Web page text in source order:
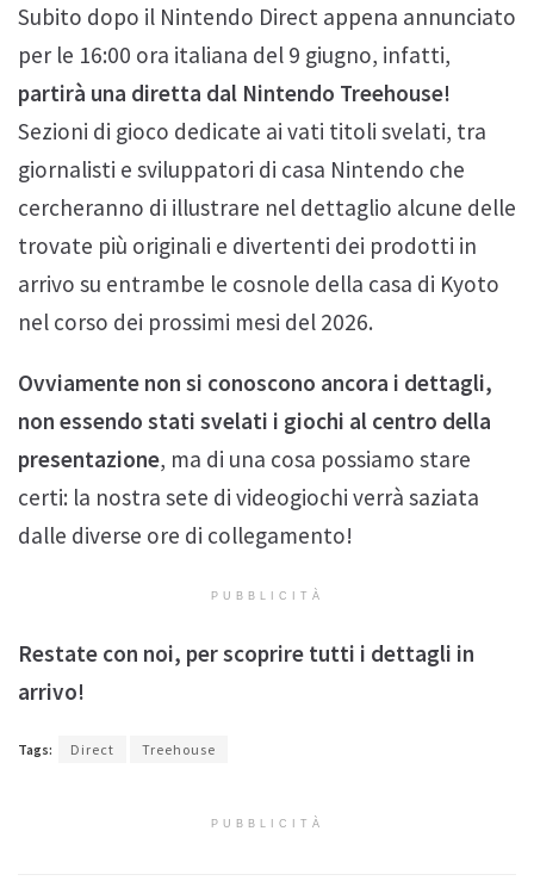
Subito dopo il Nintendo Direct appena annunciato
per le 16:00 ora italiana del 9 giugno, infatti,
partirà una diretta dal Nintendo Treehouse!
Sezioni di gioco dedicate ai vati titoli svelati, tra
giornalisti e sviluppatori di casa Nintendo che
cercheranno di illustrare nel dettaglio alcune delle
trovate più originali e divertenti dei prodotti in
arrivo su entrambe le cosnole della casa di Kyoto
nel corso dei prossimi mesi del 2026.
Ovviamente non si conoscono ancora i dettagli,
non essendo stati svelati i giochi al centro della
presentazione, ma di una cosa possiamo stare
certi: la nostra sete di videogiochi verrà saziata
dalle diverse ore di collegamento!
PUBBLICITÀ
Restate con noi, per scoprire tutti i dettagli in
arrivo!
Tags: Direct Treehouse
PUBBLICITÀ